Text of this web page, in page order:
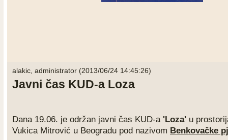
alakic, administrator (2013/06/24 14:45:26)
Javni čas KUD-a Loza
Dana 19.06. je održan javni čas KUD-a 'Loza' u
Vukica Mitrović u Beogradu pod nazivom Benkovačke